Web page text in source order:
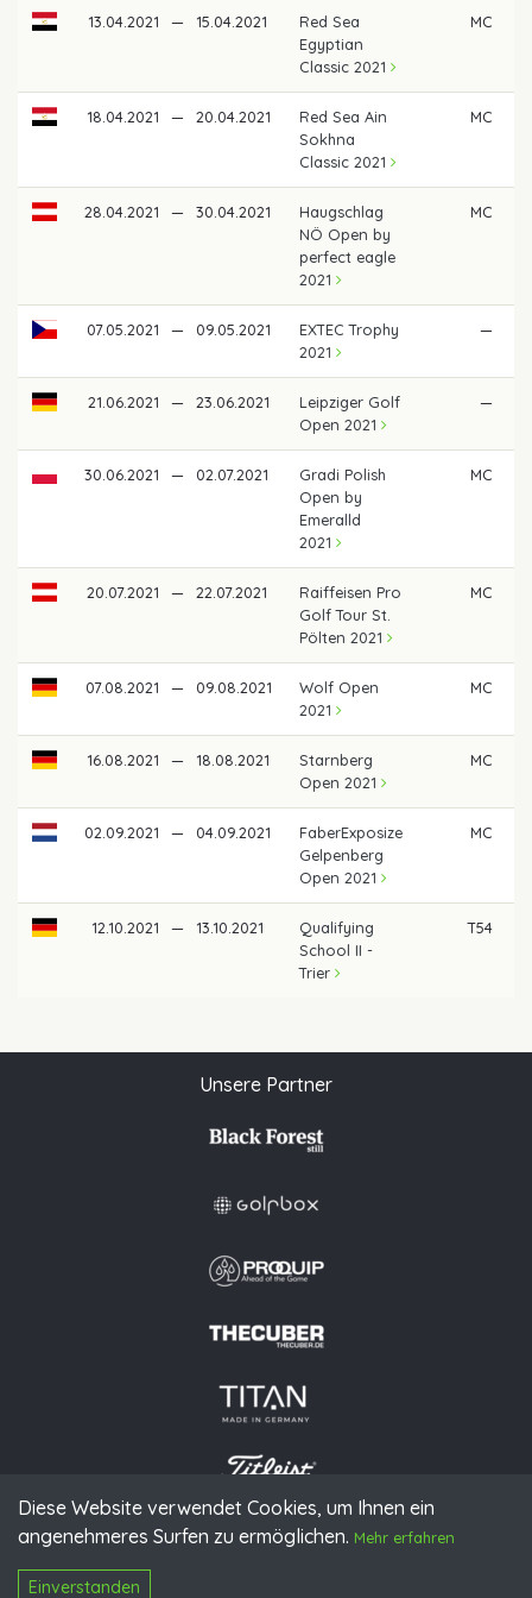
Diese Website verwendet Cookies, um Ihnen ein
angenehmeres Surfen zu ermöglichen. Mehr erfahren
Einverstanden
13.04.2021 — 15.04.2021
Red Sea
Egyptian
Classic 2021
MC
18.04.2021 — 20.04.2021
Red Sea Ain
Sokhna
Classic 2021
MC
28.04.2021 — 30.04.2021
Haugschlag
NÖ Open by
perfect eagle
2021
MC
07.05.2021 — 09.05.2021
EXTEC Trophy
2021
—
21.06.2021 — 23.06.2021
Leipziger Golf
Open 2021
—
30.06.2021 — 02.07.2021
Gradi Polish
Open by
Emeralld
2021
MC
20.07.2021 — 22.07.2021
Raiffeisen Pro
Golf Tour St.
Pölten 2021
MC
07.08.2021 — 09.08.2021
Wolf Open
2021
MC
16.08.2021 — 18.08.2021
Starnberg
Open 2021
MC
02.09.2021 — 04.09.2021
FaberExposize
Gelpenberg
Open 2021
MC
12.10.2021 — 13.10.2021
Qualifying
School II -
Trier
T54
Unsere Partner
© 2026 PGAoG